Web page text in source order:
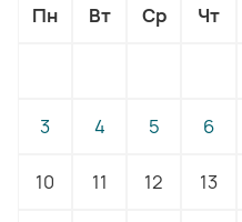
Пн Вт Ср Чт
3 4 5 6
10 11 12 13